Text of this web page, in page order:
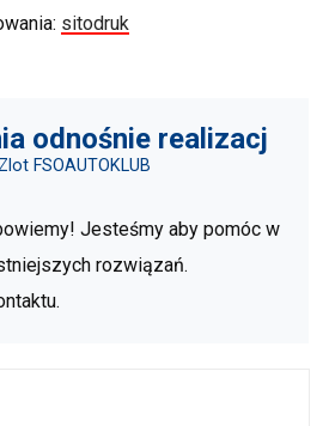
sitodruk
odnośnie realizacj
FSOAUTOKLUB
Jesteśmy aby pomóc w
rozwiązań.